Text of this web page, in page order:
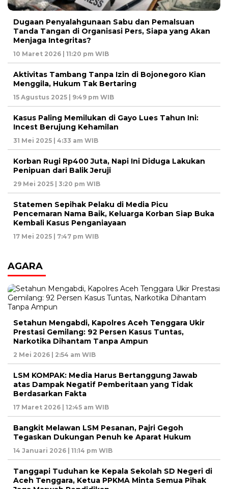
Dugaan Penyalahgunaan Sabu dan Pemalsuan
Tanda Tangan di Organisasi Pers, Siapa yang Akan
Menjaga Integritas?
10 Maret 2026 | 11:20 pm WIB
Aktivitas Tambang Tanpa Izin di Bojonegoro Kian
Menggila, Hukum Tak Bertaring
15 Agustus 2025 | 9:49 pm WIB
Kasus Paling Memilukan di Gayo Lues Tahun Ini:
Incest Berujung Kehamilan
31 Mei 2025 | 4:33 am WIB
Korban Rugi Rp400 Juta, Napi Ini Diduga Lakukan
Penipuan dari Balik Jeruji
29 Mei 2025 | 3:20 pm WIB
Statemen Sepihak Pelaku di Media Picu
Pencemaran Nama Baik, Keluarga Korban Siap Buka
Kembali Kasus Penganiayaan
17 Mei 2025 | 7:47 pm WIB
AGARA
Setahun Mengabdi, Kapolres Aceh Tenggara Ukir
Prestasi Gemilang: 92 Persen Kasus Tuntas,
Narkotika Dihantam Tanpa Ampun
2 Mei 2026 | 2:54 am WIB
LSM KOMPAK: Media Harus Bertanggung Jawab
atas Dampak Negatif Pemberitaan yang Tidak
Berdasarkan Fakta
17 Maret 2026 | 12:45 am WIB
Bangkit Melawan LSM Pesanan, Pajri Gegoh
Tegaskan Dukungan Penuh ke Aparat Hukum
14 Januari 2026 | 11:14 pm WIB
Tanggapi Tuduhan ke Kepala Sekolah SD Negeri di
Aceh Tenggara, Ketua PPKMA Minta Semua Pihak